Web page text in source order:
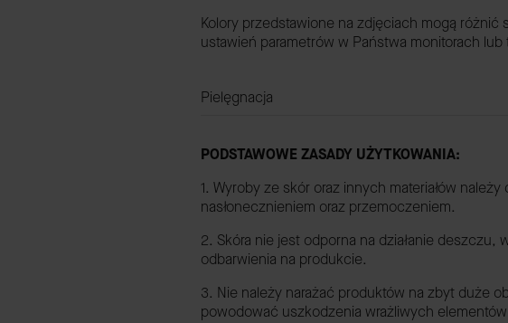
Kolory przedstawione na zdjęciach mogą
ustawień parametrów w Państwa monitorach lub
Pielęgnacja
PODSTAWOWE ZASADY UŻYTKOWANIA:
1. Wyroby ze skór oraz innych materiałów
nasłonecznieniem oraz przemoczeniem.
2. Skóra nie jest odporna na działanie
odbarwienia na produkcie.
3. Nie należy narażać produktów na zbyt duże
powodować uszkodzenia wrażliwych